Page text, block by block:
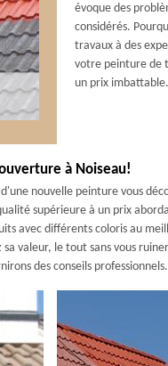
évoque des
considérés.
travaux à des
votre peinture de
un prix imbattable.
à Noiseau!
nouvelle peinture vous
supérieure à un prix
avec différents coloris au
valeur, le tout sans vous
des conseils professionnels.